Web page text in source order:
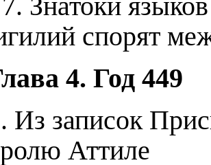
спорят
4. Год 449
Из записок
Аттиле